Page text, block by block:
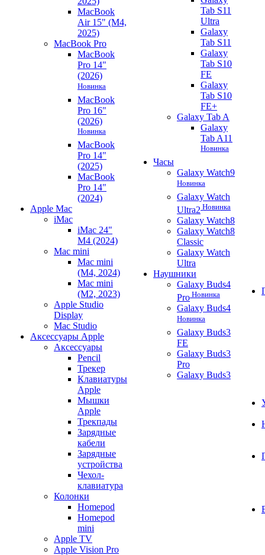
MacBook
Air 15" (M4,
2025)
MacBook Pro
MacBook
Pro 14"
(2026)
Новинка
MacBook
Pro 16"
(2026)
Новинка
MacBook
Pro 14"
(2025)
MacBook
Pro 14"
(2024)
Apple Mac
iMac
iMac 24"
M4 (2024)
Mac mini
Mac mini
(M4, 2024)
Mac mini
(M2, 2023)
Apple Studio
Display
Mac Studio
Аксессуары Apple
Аксессуары
Pencil
Трекер
Клавиатуры
Apple
Мышки
Apple
Трекпады
Зарядные
кабели
Зарядные
устройства
Чехол-
клавиатура
Колонки
Homepod
Homepod
mini
Apple TV
Apple Vision Pro
Tab S11
Ultra
Galaxy
Tab S11
Galaxy
Tab S10
FE
Galaxy
Tab S10
FE+
Galaxy Tab A
Galaxy
Tab A11
Новинка
Часы
Galaxy Watch9
Новинка
Galaxy Watch
Ultra2 Новинка
Galaxy Watch8
Galaxy Watch8
Classic
Galaxy Watch
Ultra
Наушники
Galaxy Buds4
Pro Новинка
Galaxy Buds4
Новинка
Galaxy Buds3
FE
Galaxy Buds3
Pro
Galaxy Buds3